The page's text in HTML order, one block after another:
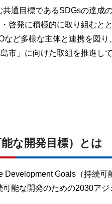
通目標であるSDGsの達成
啓発に積極的に取り組むと
ど多様な主体と連携を図り
市」に向けた取組を推進し
な開発目標）とは
Development Goals（持続
可能な開発のための2030ア